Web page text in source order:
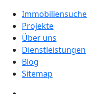
Immobiliensuche
Projekte
Über uns
Dienstleistungen
Blog
Sitemap